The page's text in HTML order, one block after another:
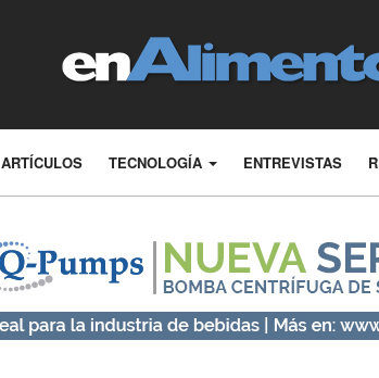
ARTÍCULOS TECNOLOGÍA ENTREVISTAS